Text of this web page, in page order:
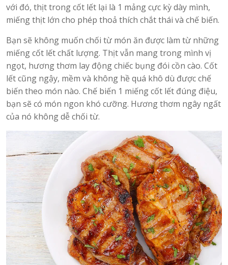
với đó, thịt trong cốt lết lại là 1 mảng cực kỳ dày mình,
miếng thịt lớn cho phép thoả thích chắt thái và chế biến.
Bạn sẽ không muốn chối từ món ăn được làm từ những
miếng cốt lết chất lượng. Thịt vẫn mang trong mình vị
ngọt, hương thơm lay động chiếc bụng đói cồn cào. Cốt
lết cũng ngậy, mềm và không hề quá khô dù được chế
biến theo món nào. Chế biến 1 miếng cốt lết đúng điệu,
bạn sẽ có món ngon khó cưỡng. Hương thơm ngây ngất
của nó không dễ chối từ.